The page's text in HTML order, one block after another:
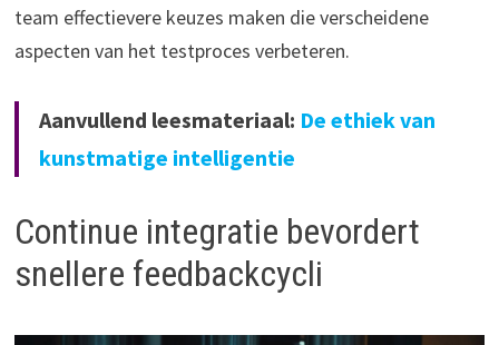
team effectievere keuzes maken die verscheidene
aspecten van het testproces verbeteren.
Aanvullend leesmateriaal: De ethiek van
kunstmatige intelligentie
Continue integratie bevordert
snellere feedbackcycli